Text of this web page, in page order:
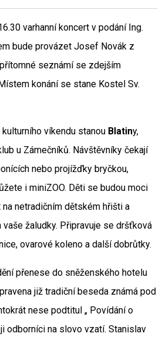
varhanní koncert v podání Ing.
bude provázet Josef Novák z
seznámí se zdejším
konání se stane Kostel Sv.
víkendu stanou Blatiny,
u Zámečníků. Návštěvníky čekají
nebo projížďky bryčkou,
i miniZOO. Děti se budou moci
netradičním dětském hřišti a
vaše žaludky. Připravuje se dršťková
ovarové koleno a další dobrůtky.
přenese do sněženského hotelu
již tradiční beseda známá pod
nese podtitul „ Povídání o
odborníci na slovo vzatí. Stanislav